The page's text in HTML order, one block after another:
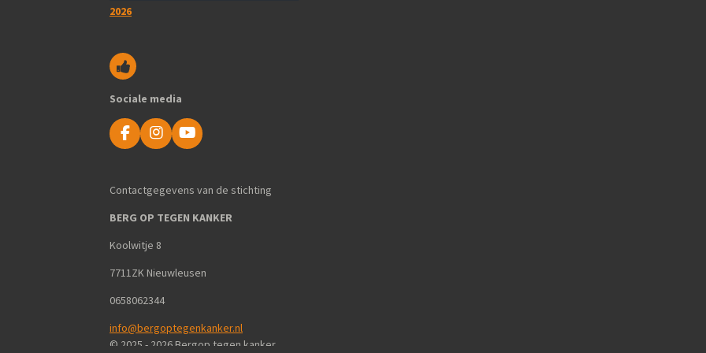
2026
Sociale media
F
a
b
o
k
I
n
a
m
Y
o
u
e
Contactgegevens van de stichting
BERG OP TEGEN KANKER
Koolwitje 8
7711ZK Nieuwleusen
0658062344
info@bergoptegenkanker.nl
© 2025 - 2026 Bergop tegen kanker